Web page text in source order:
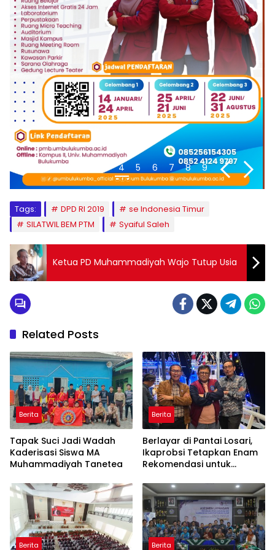
4 5 6 7 8 9
Tags: DPD RI 2019
se Indonesia Timur
SILATWIL BEM PTM
Syaiful Saleh
Ketua PD Muhammadiyah Wajo Tutup Usia
Related Posts
Berita
Tapak Suci Jadi Wadah
Kaderisasi Siswa MA
Muhammadiyah Tanetea
Berita
Berlayar di Pantai Losari,
Ikaprobsi Tetapkan Enam
Rekomendasi untuk
Berita Berita